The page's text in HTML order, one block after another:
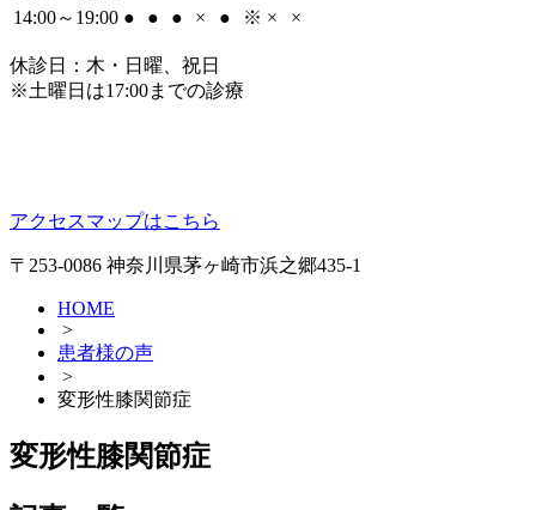
14:00～19:00 ● ● ● × ● ※ × ×
休診日：木・日曜、祝日
※土曜日は17:00までの診療
アクセスマップはこちら
〒253-0086 神奈川県茅ヶ崎市浜之郷435-1
HOME
>
患者様の声
>
変形性膝関節症
変形性膝関節症